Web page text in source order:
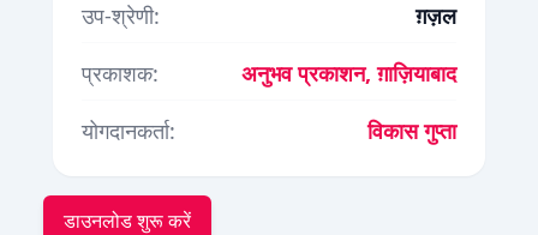
उप-श्रेणी:
ग़ज़ल
प्रकाशक:
अनुभव प्रकाशन, ग़ाज़ियाबाद
योगदानकर्ता:
विकास गुप्ता
डाउनलोड शुरू करें